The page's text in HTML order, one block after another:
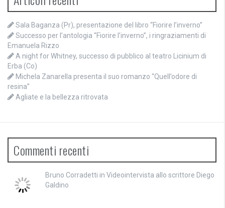
Sala Baganza (Pr), presentazione del libro “Fiorire l’inverno”
Successo per l’antologia “Fiorire l’inverno”, i ringraziamenti di
Emanuela Rizzo
A night for Whitney, successo di pubblico al teatro Licinium di
Erba (Co)
Michela Zanarella presenta il suo romanzo “Quell’odore di
resina”
Agliate e la bellezza ritrovata
Commenti recenti
Bruno Corradetti in Videointervista allo scrittore Diego
Galdino